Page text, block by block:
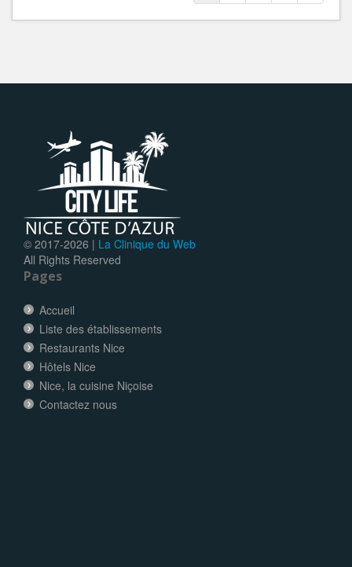
© 2017-2026 | La Clinique du Web
All Rights Reserved
Pages
Accueil
Liste des établissements
Restaurants Nice
Hôtels Nice
Nice, la cuisine Niçoise
Contactez nous